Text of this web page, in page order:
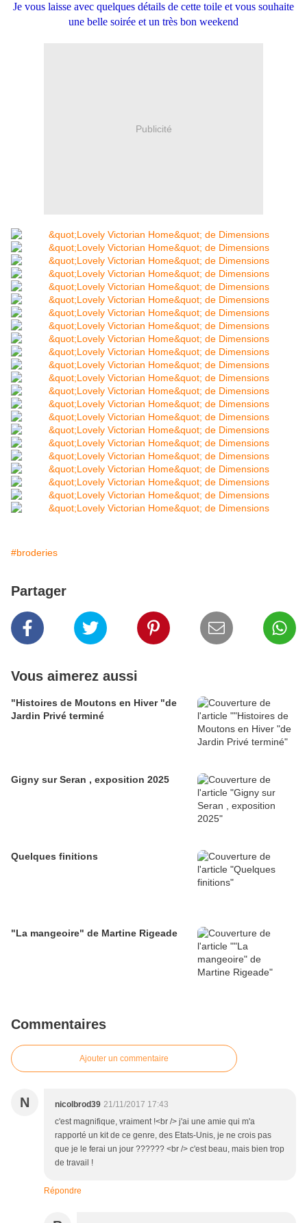
Je vous laisse avec quelques détails de cette toile et vous souhaite
une belle soirée et un très bon weekend
Publicité
#broderies
Partager
Vous aimerez aussi
"Histoires de Moutons en Hiver "de
Jardin Privé terminé
Gigny sur Seran , exposition 2025
Quelques finitions
"La mangeoire" de Martine Rigeade
Commentaires
Ajouter un commentaire
N nicolbrod39 21/11/2017 17:43
c'est magnifique, vraiment !<br /> j'ai une amie qui m'a
rapporté un kit de ce genre, des Etats-Unis, je ne crois pas
que je le ferai un jour ?????? <br /> c'est beau, mais bien trop
de travail !
Répondre